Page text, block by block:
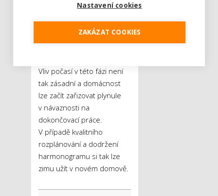
profilované čelní stěny
radiátorů, pak dodají
interiéru osobitý charakter
Vliv počasí v této fázi není
tak zásadní a domácnost
lze začít zařizovat plynule
v návaznosti na
dokončovací práce.
V případě kvalitního
rozplánování a dodržení
harmonogramu si tak lze
zimu užít v novém domově.
Nastavení cookies
ZAKÁZAT COOKIES